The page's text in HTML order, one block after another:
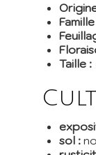
Taille :
sol :